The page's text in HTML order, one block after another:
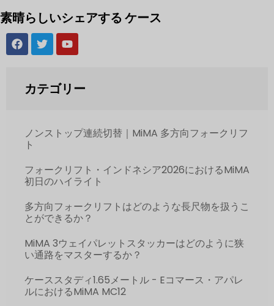
素晴らしいシェアする ケース
カテゴリー
ノンストップ連続切替｜MiMA 多方向フォークリフ
ト
フォークリフト・インドネシア2026におけるMiMA
初日のハイライト
多方向フォークリフトはどのような長尺物を扱うこ
とができるか？
MiMA 3ウェイパレットスタッカーはどのように狭
い通路をマスターするか？
ケーススタディ1.65メートル - Eコマース・アパレ
ルにおけるMiMA MC12